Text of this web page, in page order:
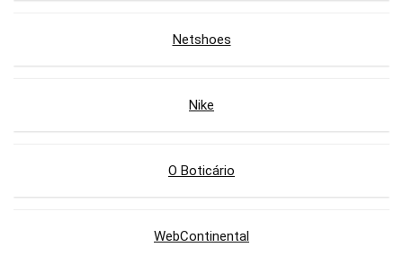
Netshoes
Nike
O Boticário
WebContinental